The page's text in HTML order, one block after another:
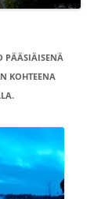
PÄÄSIÄISENÄ
KOHTEENA